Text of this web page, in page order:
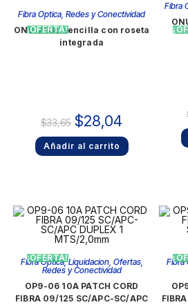
¡OFERTA!
Fibra Optica ,Redes y Conectividad
ONU VSOL sencilla con roseta
integrada
$33,65 $28,04
Añadir al carrito
Fibra
¡OFERTA!
Fibra Optica,Liquidacion, Ofertas,
Redes y Conectividad
OP9-06 10A PATCH CORD
FIBRA 09/125 SC/APC-SC/APC
Fibra